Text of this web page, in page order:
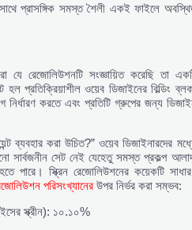
প্রাসঙ্গিক সমস্ত শৈলী একই ফাইলে
যে রেজোলিউশনটি সংজ্ঞায়িত করেছি তা
হল প্রতিক্রিয়াশীল ওয়েব ডিজাইনের বিল্ডিং
নির্ধারণ করতে এবং প্রতিটি গ্রুপের জন্য
ব্যবহার করা উচিত?” ওয়েব ডিজাইনারদের
সার্বজনীন সেট নেই যেহেতু সমস্ত প্রকল্প
পারে। স্ক্রিন রেজোলিউশনের কয়েকটি
পরিসংখ্যানের উপর নির্ভর করা সম্ভব:
স্ক্রীন): ১০.১০%